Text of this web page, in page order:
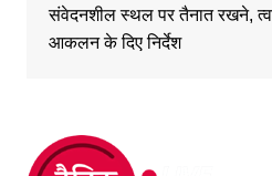
संवेदनशील स्थल पर तैनात रखने,
आकलन के दिए निर्देश